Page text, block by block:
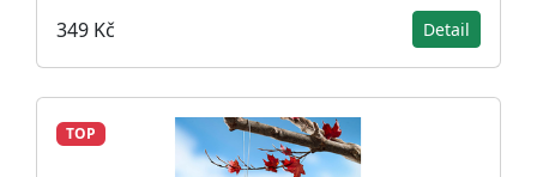
349 Kč Detail
TOP